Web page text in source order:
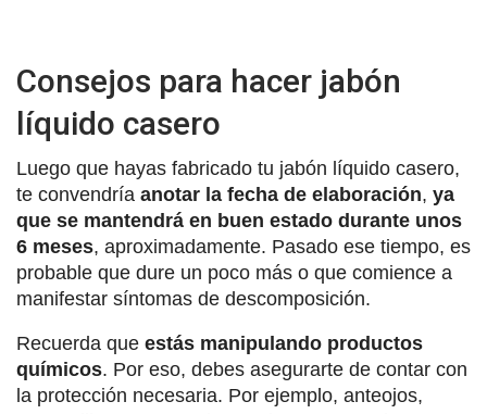
Consejos para hacer jabón
líquido casero
Luego que hayas fabricado tu jabón líquido casero,
te convendría anotar la fecha de elaboración, ya
que se mantendrá en buen estado durante unos
6 meses, aproximadamente. Pasado ese tiempo, es
probable que dure un poco más o que comience a
manifestar síntomas de descomposición.
Recuerda que estás manipulando productos
químicos. Por eso, debes asegurarte de contar con
la protección necesaria. Por ejemplo, anteojos,